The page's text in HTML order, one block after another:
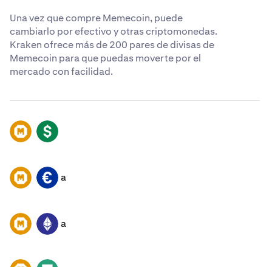
Una vez que compre Memecoin, puede
cambiarlo por efectivo y otras criptomonedas.
Kraken ofrece más de 200 pares de divisas de
Memecoin para que puedas moverte por el
mercado con facilidad.
MEME USD
MEME EUR a
MEME ETH a